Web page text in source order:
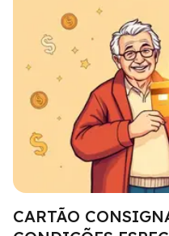
CARTÃO